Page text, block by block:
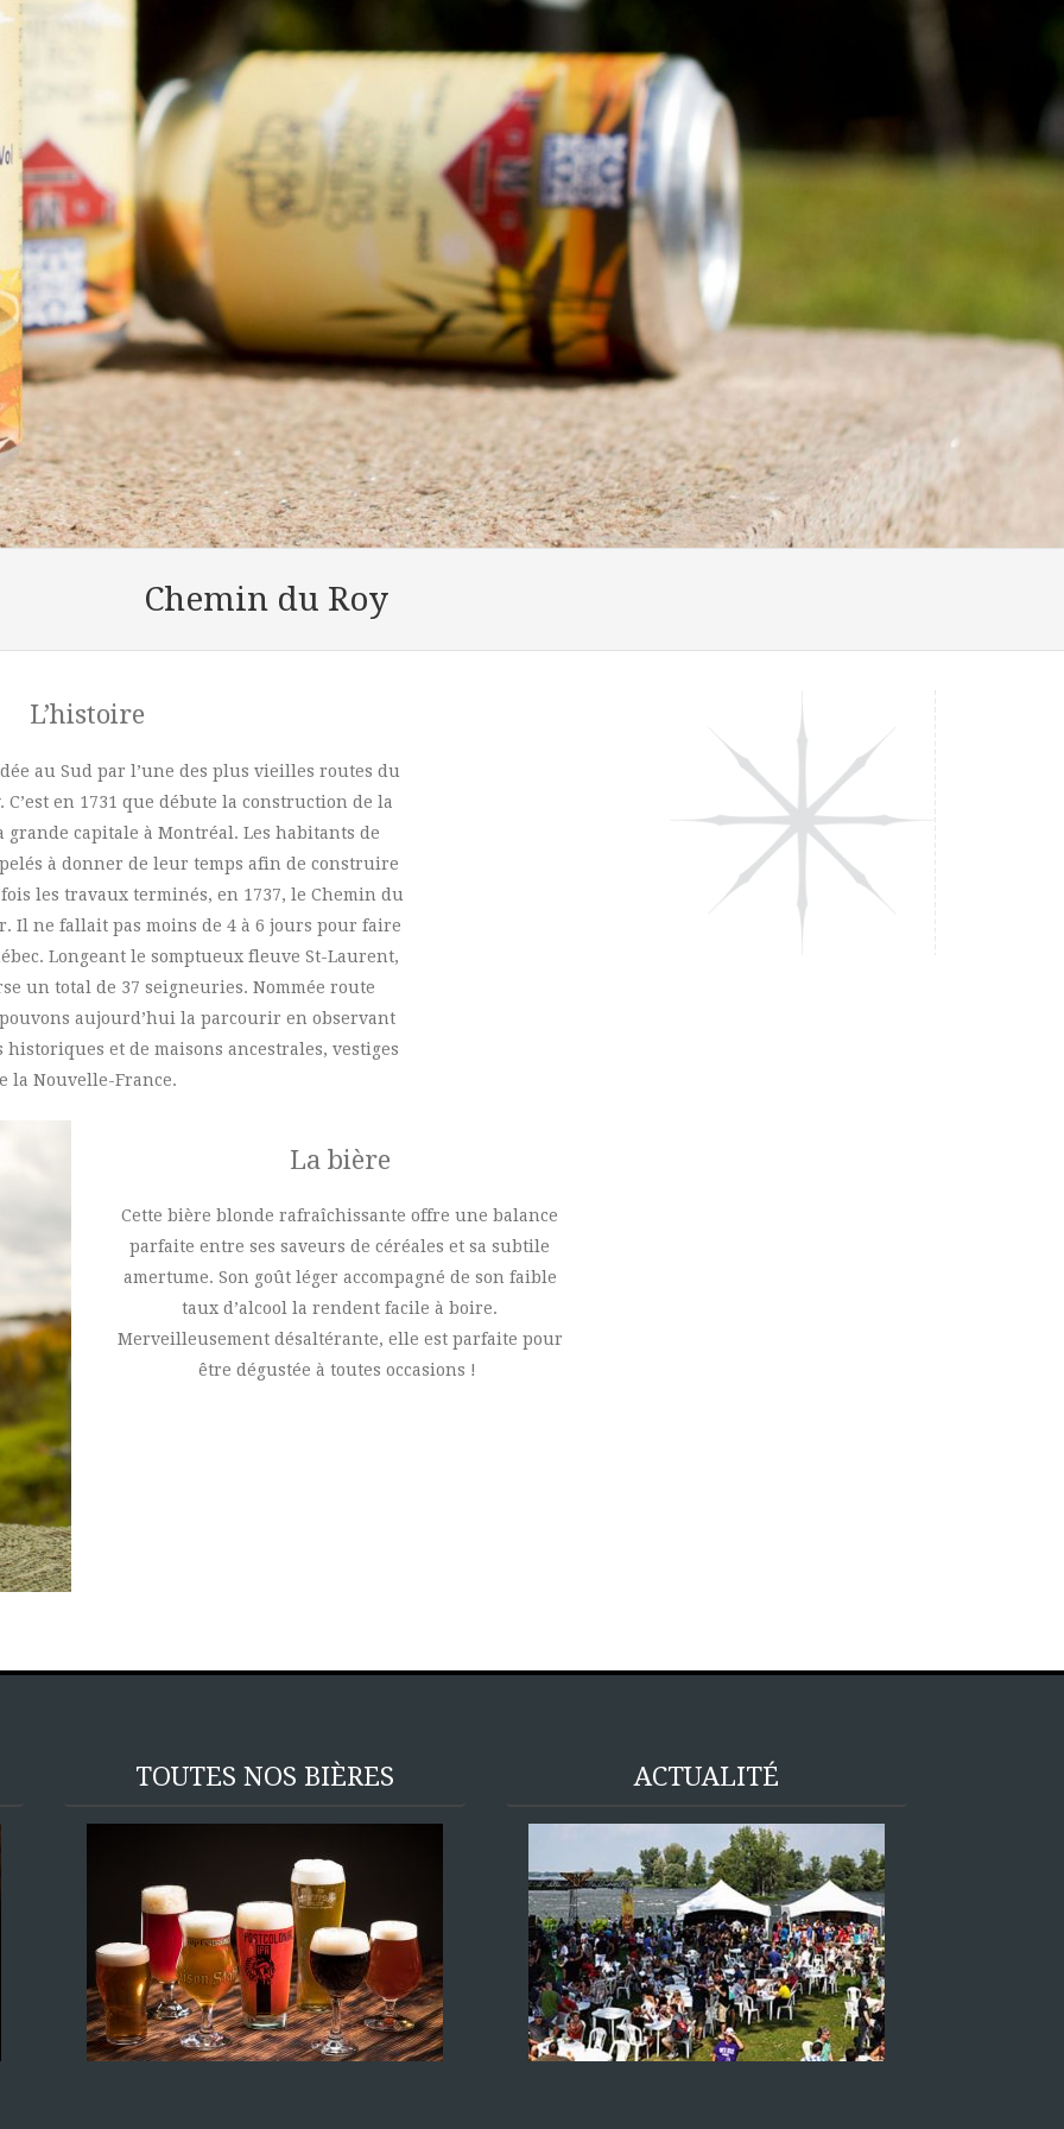
Chemin du Roy
L’histoire
au Sud par l’une des plus vieilles routes du
C’est en 1731 que débute la construction de la
capitale à Montréal. Les habitants de
à donner de leur temps afin de construire
les travaux terminés, en 1737, le Chemin du
Il ne fallait pas moins de 4 à 6 jours pour faire
Longeant le somptueux fleuve St-Laurent,
un total de 37 seigneuries. Nommée route
aujourd’hui la parcourir en observant
et de maisons ancestrales, vestiges
la Nouvelle-France.
La bière
Cette bière blonde rafraîchissante offre une balance
parfaite entre ses saveurs de céréales et sa subtile
amertume. Son goût léger accompagné de son faible
taux d’alcool la rendent facile à boire.
Merveilleusement désaltérante, elle est parfaite pour
être dégustée à toutes occasions !
TOUTES NOS BIÈRES ACTUALITÉ